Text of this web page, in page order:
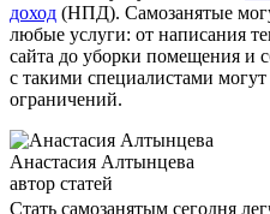
доход (НПД). Самозанятые
любые услуги: от написания
сайта до уборки помещения и
с такими специалистами
ограничений.
Анастасия Алтынцева
автор статей
Стать самозанятым сегодня